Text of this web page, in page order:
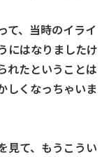
て、当時のイライ
にはなりましたけ
れたということは
しくなっちゃいま
見て、もうこうい